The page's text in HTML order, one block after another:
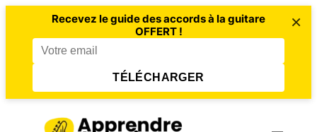
Recevez le guide des accords à la guitare
OFFERT !
TÉLÉCHARGER
×